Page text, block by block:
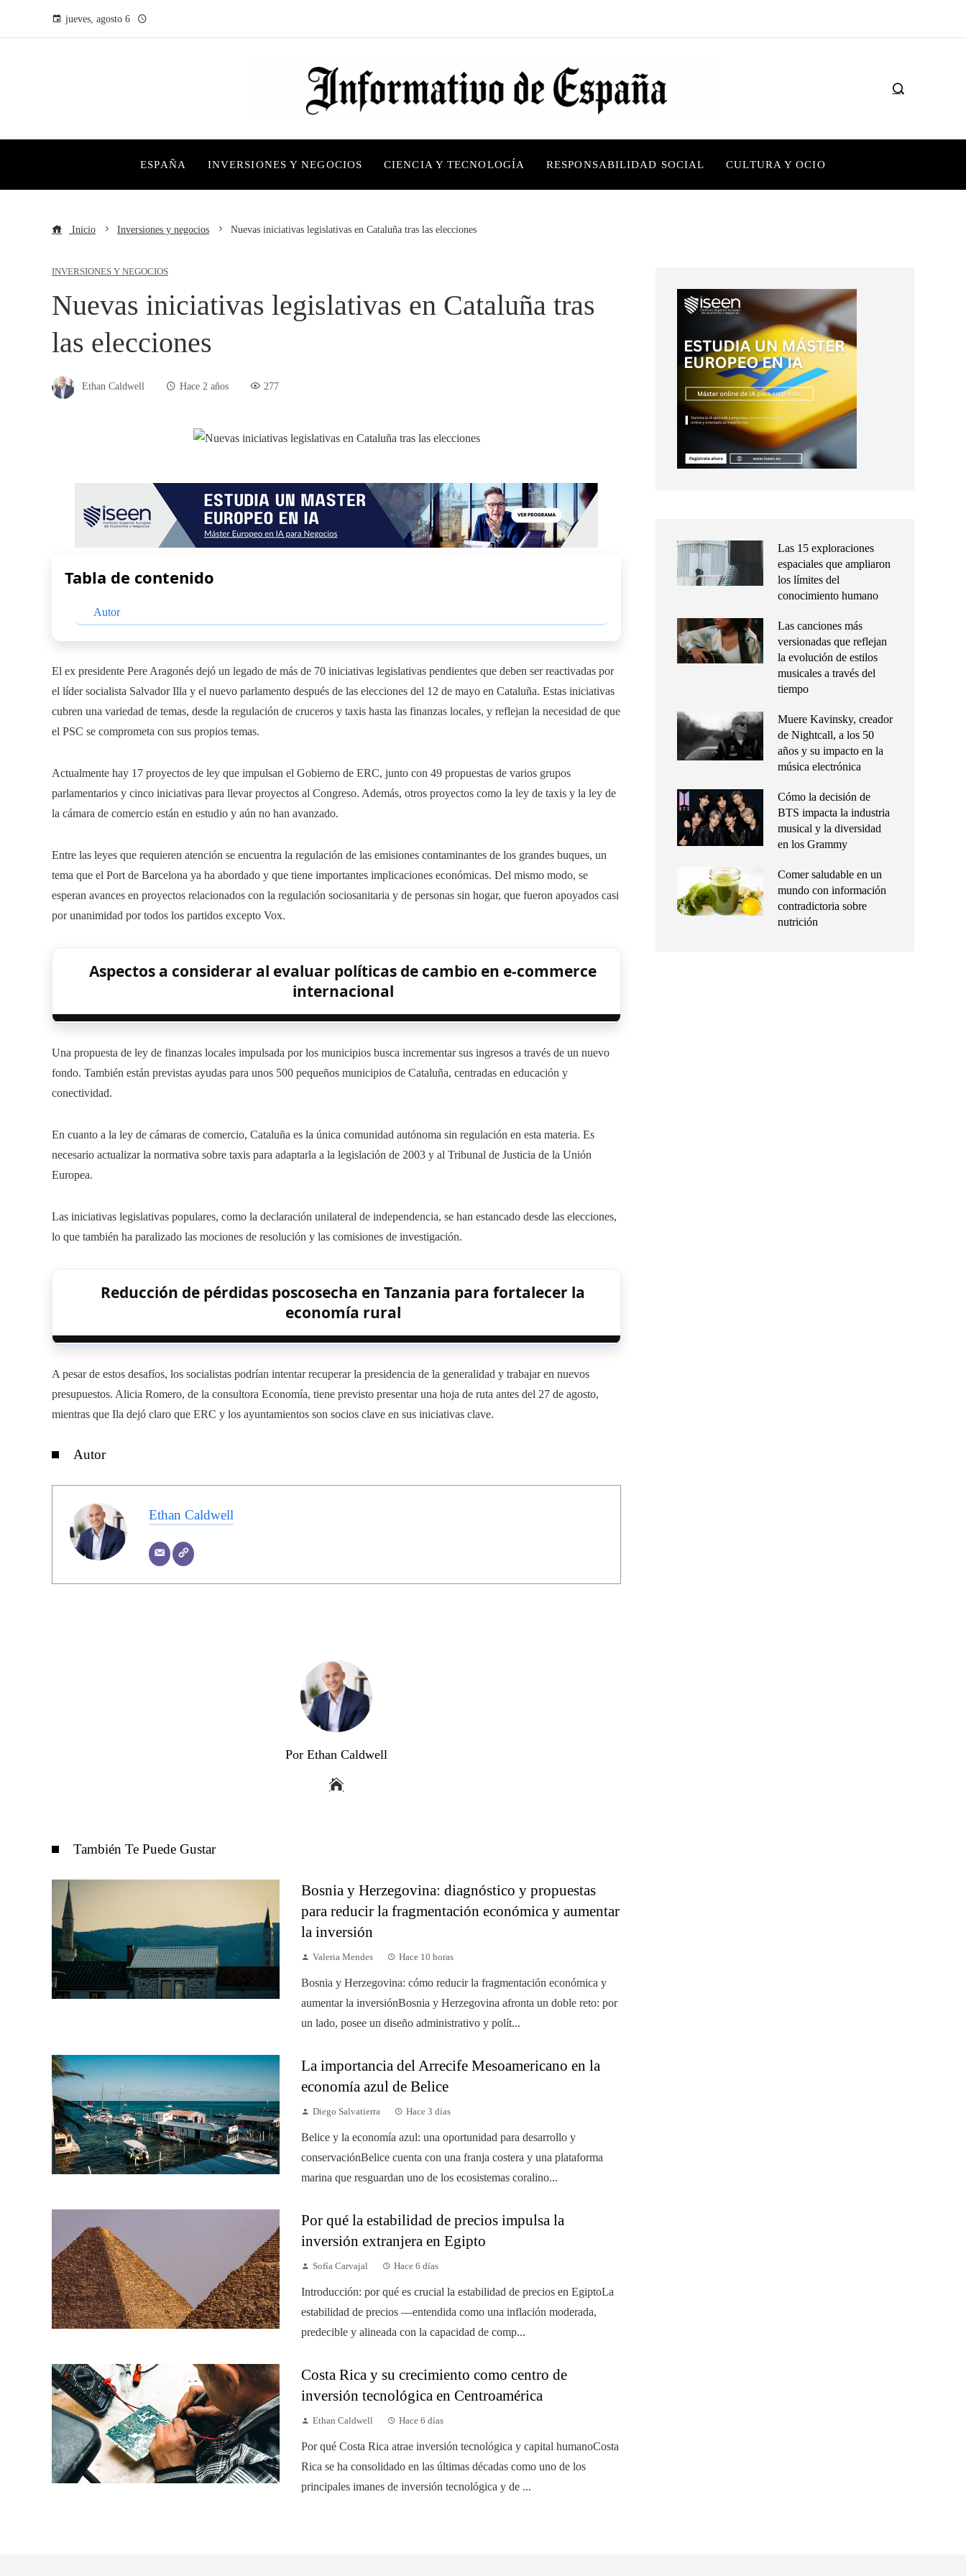
jueves, agosto 6
ESPAÑA INVERSIONES Y NEGOCIOS CIENCIA Y TECNOLOGÍA RESPONSABILIDAD SOCIAL CULTURA Y OCIO
Inicio Inversiones y negocios Nuevas iniciativas legislativas en Cataluña tras las elecciones
INVERSIONES Y NEGOCIOS
Nuevas iniciativas legislativas en Cataluña tras
las elecciones
Ethan Caldwell Hace 2 años 277
Tabla de contenido
Autor
El ex presidente Pere Aragonés dejó un legado de más de 70 iniciativas legislativas pendientes que deben ser reactivadas por
el líder socialista Salvador Illa y el nuevo parlamento después de las elecciones del 12 de mayo en Cataluña. Estas iniciativas
cubren una variedad de temas, desde la regulación de cruceros y taxis hasta las finanzas locales, y reflejan la necesidad de que
el PSC se comprometa con sus propios temas.
Actualmente hay 17 proyectos de ley que impulsan el Gobierno de ERC, junto con 49 propuestas de varios grupos
parlamentarios y cinco iniciativas para llevar proyectos al Congreso. Además, otros proyectos como la ley de taxis y la ley de
la cámara de comercio están en estudio y aún no han avanzado.
Entre las leyes que requieren atención se encuentra la regulación de las emisiones contaminantes de los grandes buques, un
tema que el Port de Barcelona ya ha abordado y que tiene importantes implicaciones económicas. Del mismo modo, se
esperan avances en proyectos relacionados con la regulación sociosanitaria y de personas sin hogar, que fueron apoyados casi
por unanimidad por todos los partidos excepto Vox.
Aspectos a considerar al evaluar políticas de cambio en e-commerce
internacional
Una propuesta de ley de finanzas locales impulsada por los municipios busca incrementar sus ingresos a través de un nuevo
fondo. También están previstas ayudas para unos 500 pequeños municipios de Cataluña, centradas en educación y
conectividad.
En cuanto a la ley de cámaras de comercio, Cataluña es la única comunidad autónoma sin regulación en esta materia. Es
necesario actualizar la normativa sobre taxis para adaptarla a la legislación de 2003 y al Tribunal de Justicia de la Unión
Europea.
Las iniciativas legislativas populares, como la declaración unilateral de independencia, se han estancado desde las elecciones,
lo que también ha paralizado las mociones de resolución y las comisiones de investigación.
Reducción de pérdidas poscosecha en Tanzania para fortalecer la
economía rural
A pesar de estos desafíos, los socialistas podrían intentar recuperar la presidencia de la generalidad y trabajar en nuevos
presupuestos. Alicia Romero, de la consultora Economía, tiene previsto presentar una hoja de ruta antes del 27 de agosto,
mientras que Ila dejó claro que ERC y los ayuntamientos son socios clave en sus iniciativas clave.
Autor
Ethan Caldwell
Por Ethan Caldwell
También Te Puede Gustar
Bosnia y Herzegovina: diagnóstico y propuestas
para reducir la fragmentación económica y aumentar
la inversión
Valeria Mendes Hace 10 horas
Bosnia y Herzegovina: cómo reducir la fragmentación económica y
aumentar la inversiónBosnia y Herzegovina afronta un doble reto: por
un lado, posee un diseño administrativo y polít...
La importancia del Arrecife Mesoamericano en la
economía azul de Belice
Diego Salvatierra Hace 3 días
Belice y la economía azul: una oportunidad para desarrollo y
conservaciónBelice cuenta con una franja costera y una plataforma
marina que resguardan uno de los ecosistemas coralino...
Por qué la estabilidad de precios impulsa la
inversión extranjera en Egipto
Sofía Carvajal Hace 6 días
Introducción: por qué es crucial la estabilidad de precios en EgiptoLa
estabilidad de precios —entendida como una inflación moderada,
predecible y alineada con la capacidad de comp...
Costa Rica y su crecimiento como centro de
inversión tecnológica en Centroamérica
Ethan Caldwell Hace 6 días
Por qué Costa Rica atrae inversión tecnológica y capital humanoCosta
Rica se ha consolidado en las últimas décadas como uno de los
principales imanes de inversión tecnológica y de ...
Las 15 exploraciones
espaciales que ampliaron
los límites del
conocimiento humano
Las canciones más
versionadas que reflejan
la evolución de estilos
musicales a través del
tiempo
Muere Kavinsky, creador
de Nightcall, a los 50
años y su impacto en la
música electrónica
Cómo la decisión de
BTS impacta la industria
musical y la diversidad
en los Grammy
Comer saludable en un
mundo con información
contradictoria sobre
nutrición